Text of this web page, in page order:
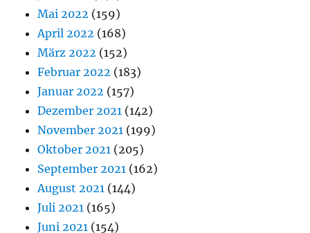
Mai 2022 (159)
April 2022 (168)
März 2022 (152)
Februar 2022 (183)
Januar 2022 (157)
Dezember 2021 (142)
November 2021 (199)
Oktober 2021 (205)
September 2021 (162)
August 2021 (144)
Juli 2021 (165)
Juni 2021 (154)